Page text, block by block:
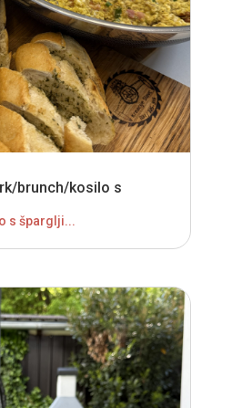
brunch/kosilo s
s šparglji...